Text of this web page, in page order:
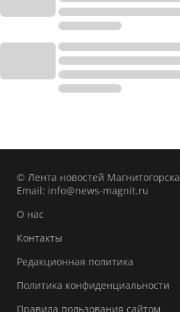
© Лента новостей Магнитогорска
Email: info@news-magnit.ru
О нас
Контакты
Редакционная политика
Политика конфиденциальности
Правила пользования сайтом